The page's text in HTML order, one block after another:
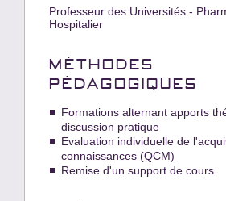
Professeur des Universités -
Hospitalier
MÉTHODES
PÉDAGOGIQUES
Formations alternant apports
discussion pratique
Evaluation individuelle de
connaissances (QCM)
Remise d'un support de cours